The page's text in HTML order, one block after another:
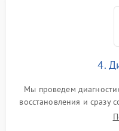
4.
Мы проведем
восстановления и сразу